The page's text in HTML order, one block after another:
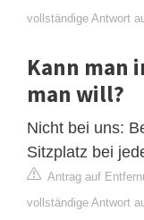
vollständige Antwort
Kann man
man will?
Nicht bei uns:
Sitzplatz bei
Antrag auf
vollständige Antwort